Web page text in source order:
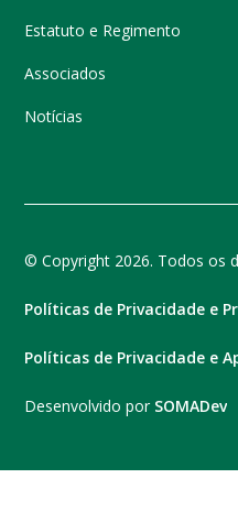
Estatuto e Regimento
Associados
Notícias
© Copyright 2026. Todos os
Políticas de Privacidade e
Políticas de Privacidade e
Desenvolvido por SOMADev